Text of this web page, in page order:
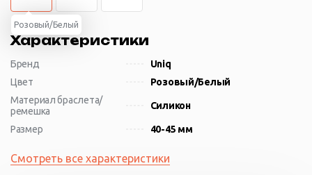
Розовый/Белый
Характеристики
Бренд
Uniq
Цвет
Розовый/Белый
Материал браслета/
ремешка
Силикон
Размер 40-45 мм
Смотреть все характеристики